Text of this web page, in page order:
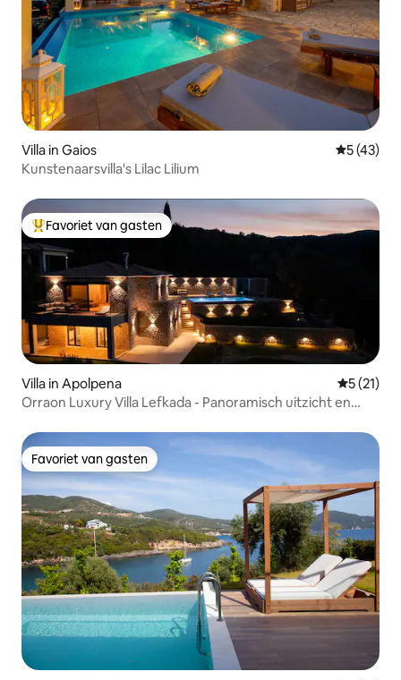
Villa in Gaios
5 (43)
Kunstenaarsvilla's Lilac Lilium
Topfavoriet van gasten
Favoriet van gasten
Villa in Apolpena
5 (21)
Orraon Luxury Villa Lefkada - Panoramisch uitzicht en
Favoriet van gasten
Favoriet van gasten